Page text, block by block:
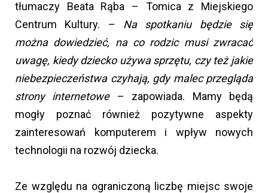
tłumaczy Beata Rąba – Tomica z Miejskiego
Centrum Kultury. – Na spotkaniu będzie się
można dowiedzieć, na co rodzic musi zwracać
uwagę, kiedy dziecko używa sprzętu, czy też jakie
niebezpieczeństwa czyhają, gdy malec przegląda
strony internetowe– zapowiada. Mamy będą
mogły poznać również pozytywne aspekty
zainteresowań komputerem i wpływ nowych
technologii na rozwój dziecka.
Ze względu na ograniczoną liczbę miejsc swoje